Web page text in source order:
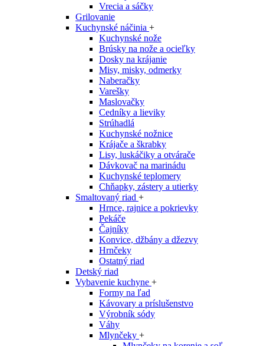
Vrecia a sáčky
Grilovanie
Kuchynské náčinia +
Kuchynské nože
Brúsky na nože a ocieľky
Dosky na krájanie
Misy, misky, odmerky
Naberačky
Varešky
Maslovačky
Cedníky a lieviky
Strúhadlá
Kuchynské nožnice
Krájače a škrabky
Lisy, luskáčiky a otvárače
Dávkovač na marinádu
Kuchynské teplomery
Chňapky, zástery a utierky
Smaltovaný riad +
Hrnce, rajnice a pokrievky
Pekáče
Čajníky
Konvice, džbány a džezvy
Hrnčeky
Ostatný riad
Detský riad
Vybavenie kuchyne +
Formy na ľad
Kávovary a príslušenstvo
Výrobník sódy
Váhy
Mlynčeky +